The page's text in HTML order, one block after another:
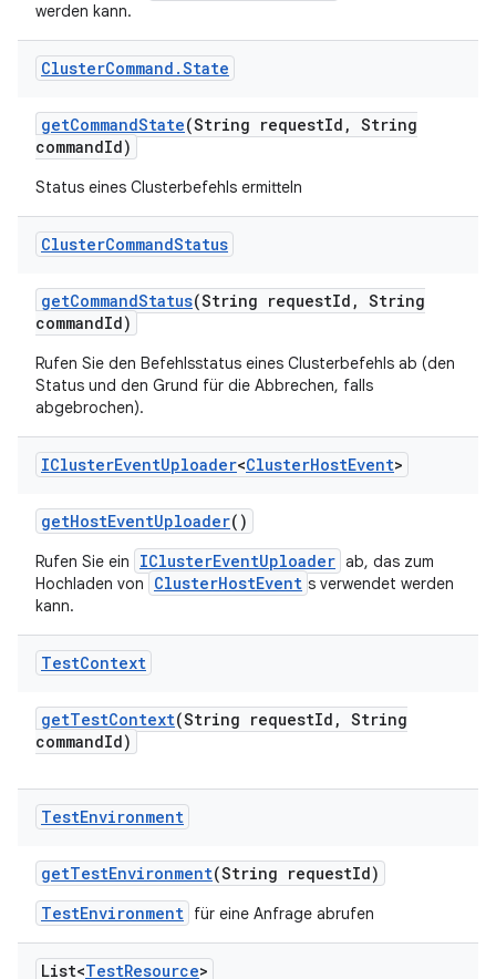
werden kann.
ClusterCommand .State
getCommandState(String requestId , String
commandId)
Status eines Clusterbefehls ermitteln
ClusterCommandStatus
getCommandStatus(String requestId , String
commandId)
Rufen Sie den Befehlsstatus eines Clusterbefehls ab (den
Status und den Grund für die Abbrechen, falls
abgebrochen).
IClusterEventUploader<ClusterHostEvent>
getHostEventUploader()
Rufen Sie ein IClusterEventUploader ab, das zum
Hochladen von
ClusterHostEvent s verwendet werden
kann.
TestContext
getTestContext(String requestId , String
commandId)
TestEnvironment
getTestEnvironment(String requestId)
TestEnvironment für eine Anfrage abrufen
List<TestResource>